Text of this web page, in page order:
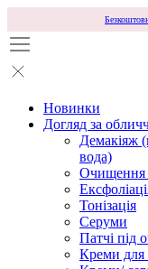
Новинки
Догляд за
Демакіяж
вода)
Очищення
Тонізація
Серуми
Патчі під
Креми для